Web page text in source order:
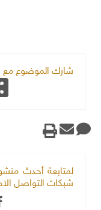
شارك الموضوع مع
لمتابعة أحدث
شبكات التواصل